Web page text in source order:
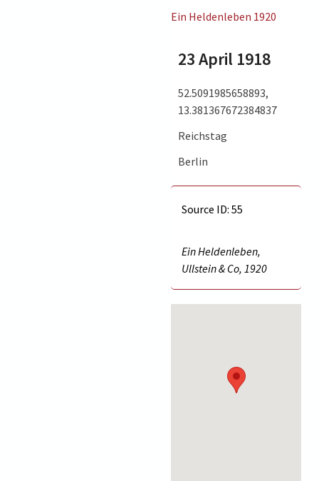
Ein Heldenleben 1920
23 April 1918
52.5091985658893,
13.381367672384837
Reichstag
Berlin
Source ID: 55
Ein Heldenleben,
Ullstein & Co, 1920